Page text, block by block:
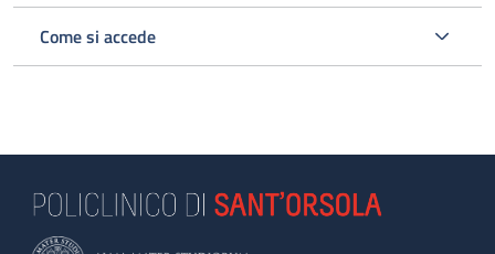
Come si accede